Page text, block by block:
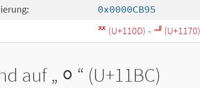
0x0000CB95
ᄍ (U+110D) - ᅰ (U+1170)
auf „ ᆼ “ (U+11BC)